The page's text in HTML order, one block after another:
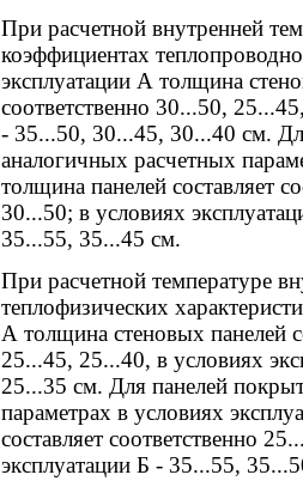
При расчетной внутренней
коэффициентах
эксплуатации А толщина
соответственно 30...50,
- 35...50, 30...45, 30...40 см.
аналогичных расчетных
толщина панелей составляет
30...50; в условиях
35...55, 35...45 см.
При расчетной температуре
теплофизических
А толщина стеновых панелей
25...45, 25...40, в условиях
25...35 см. Для панелей
параметрах в условиях
составляет соответственно
эксплуатации Б - 35...55,